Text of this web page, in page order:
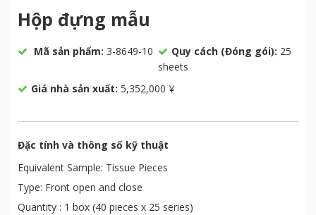
Hộp đựng mẫu
Mã sản phẩm: 3-8649-10 Quy cách (Đóng gói): 25
sheets
Giá nhà sản xuất: 5,352,000 ¥
Đặc tính và thông số kỹ thuật
Equivalent Sample: Tissue Pieces
Type: Front open and close
Quantity : 1 box (40 pieces x 25 series)